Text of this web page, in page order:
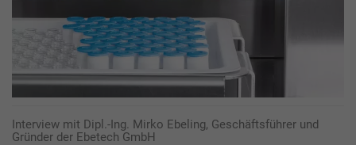
Interview mit Dipl.-Ing. Mirko Ebeling, Geschäftsführer und
Gründer der Ebetech GmbH